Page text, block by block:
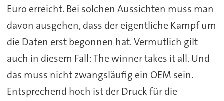
Euro erreicht. Bei solchen Aussichten muss man
davon ausgehen, dass der eigentliche Kampf um
die Daten erst begonnen hat. Vermutlich gilt
auch in diesem Fall: The winner takes it all. Und
das muss nicht zwangsläufig ein OEM sein.
Entsprechend hoch ist der Druck für die